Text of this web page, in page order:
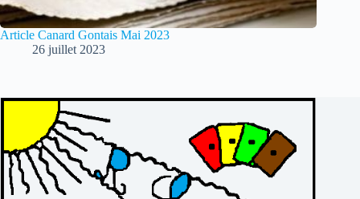
Article Canard Gontais Mai 2023
26 juillet 2023